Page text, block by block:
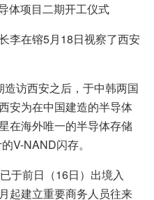
体项目二期开工仪式
李在镕5月18日视察了西安
访西安之后，于中韩两国
安为在中国建造的半导体
在海外唯一的半导体存储
V-NAND闪存。
于前日（16日）出境入
起建立重要商务人员往来